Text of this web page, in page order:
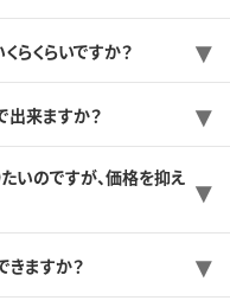
らくらいですか？
出来ますか？
いのですが、価格を抑え
きますか？